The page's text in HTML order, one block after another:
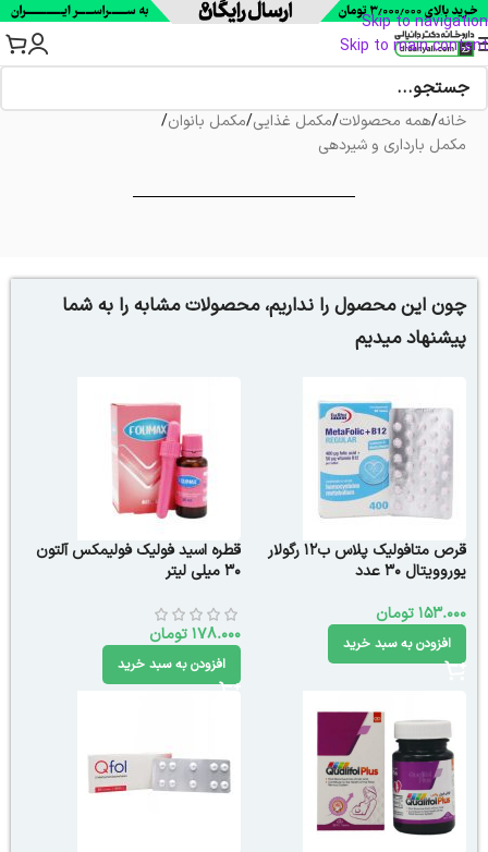
Skip to navigation
Skip to main content
خانه/همه محصولات/مکمل غذایی/مکمل بانوان/
مکمل بارداری و شیردهی
چون این محصول را نداریم، محصولات مشابه را به شما
پیشنهاد میدیم
قرص متافولیک پلاس ب12 رگولار
یوروویتال 30 عدد
153.000تومان
افزودن به سبد خرید
قطره اسید فولیک فولیمکس آلتون
30 میلی لیتر
178.000تومان
افزودن به سبد خرید